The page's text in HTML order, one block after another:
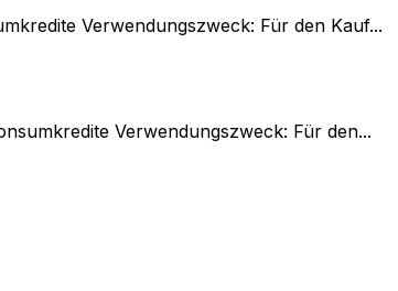
Verwendungszweck: Für den Kauf...
Verwendungszweck: Für den...